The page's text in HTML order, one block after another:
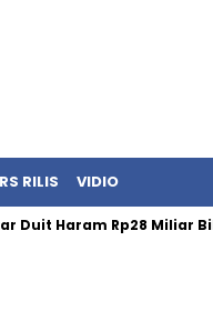
RILIS VIDIO
Haram Rp28 Miliar Bilyet!